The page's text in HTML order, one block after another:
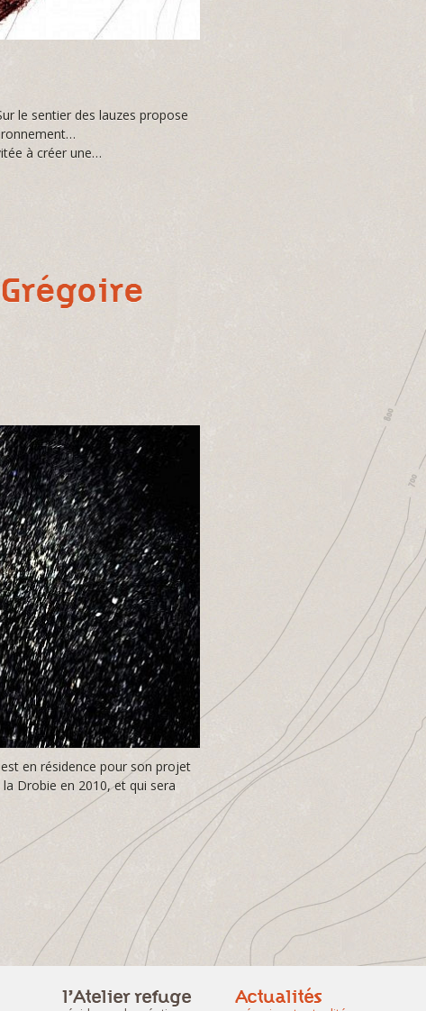
le sentier des lauzes propose
à créer une…
en résidence pour son projet
la Drobie en 2010, et qui sera
l’Atelier refuge Actualités